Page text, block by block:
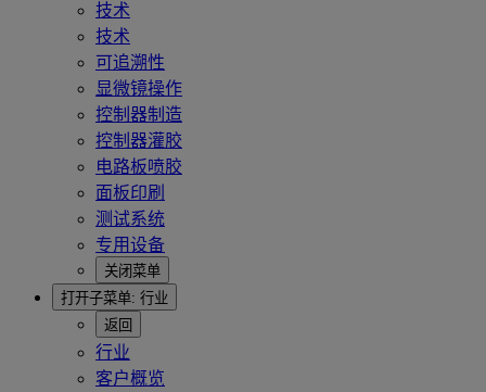
技术
技术
可追溯性
显微镜操作
控制器制造
控制器灌胶
电路板喷胶
面板印刷
测试系统
专用设备
关闭菜单
打开子菜单: 行业
返回
行业
客户概览